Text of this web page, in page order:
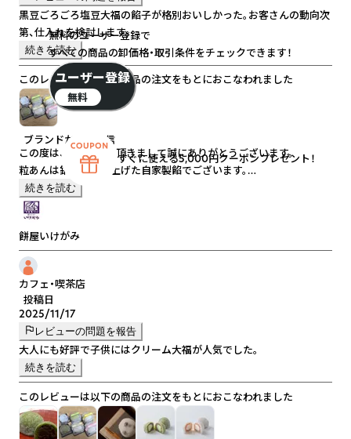
黒豆ごろごろ塩豆大福の餡子が格別おいしかった。お客さんの動向次
第、仕入れを検討します。
続きを読む
このレビューは以下の商品の注文をもとにおこなわれました
ブランドからの返信
この度は、お買い上げ頂きまして誠にありがとうございます。
粒あんは銅釜で炊き上げた自家製餡でございます。
北海道産の小豆、てんさい糖、天日海塩を使用しております。
こだわりの餡を褒めて頂きとても嬉しく存じます。
今後とも宜しくお願い申し上げます。
続きを読む
餅屋いけがみ
カフェ・喫茶店
投稿日
2025/11/17
レビューの問題を報告
大人にも好評で子供にはクリーム大福が人気でした。
続きを読む
このレビューは以下の商品の注文をもとにおこなわれました
無料のユーザー登録で
すべての商品の卸価格・取引条件をチェックできます！
ユーザー登録
無料
すぐに使える5,000円クーポンプレゼント！